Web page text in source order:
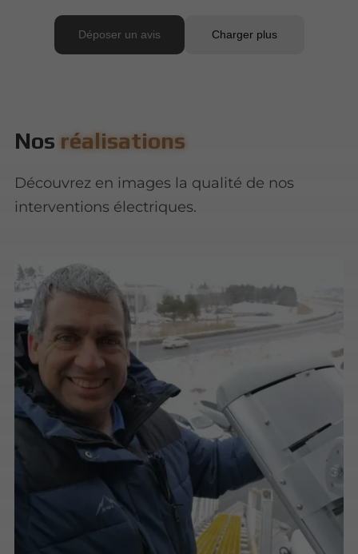
Nos réalisations
Découvrez en images la qualité de nos
interventions électriques.